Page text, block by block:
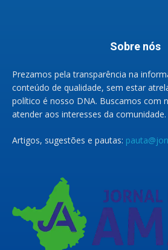
Sobre nós
Prezamos pela transparência na
conteúdo de qualidade, sem estar
político é nosso DNA. Buscamos com
atender aos interesses da
Artigos, sugestões e pautas: